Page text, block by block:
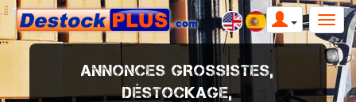
ANNONCES GROSSISTES,
DÉSTOCKAGE,